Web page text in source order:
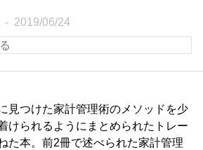
2019/06/24
見つけた家計管理術のメソッドを少
けられるようにまとめられたトレー
た本。前2冊で述べられた家計管理